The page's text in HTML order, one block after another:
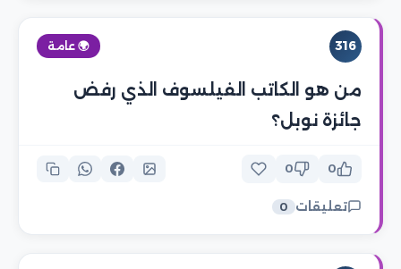
316 🌍 عامة
من هو الكاتب الفيلسوف الذي رفض
جائزة نوبل؟
0
0
تعليقات 0